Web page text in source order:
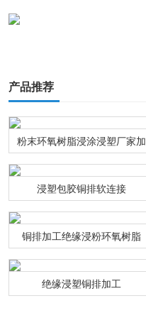
产品推荐
粉末环氧树脂浸涂浸塑厂家加
工
浸塑包胶铜排软连接
铜排加工绝缘浸粉环氧树脂
绝缘浸塑铜排加工